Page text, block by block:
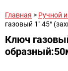
Главная > Ручной
газовый 1" 45°
Ключ